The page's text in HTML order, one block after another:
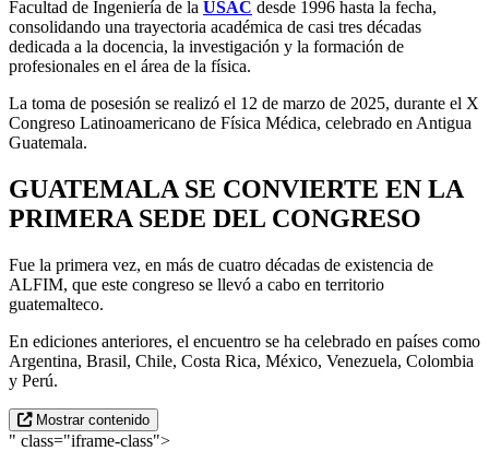
Facultad de Ingeniería de la USAC desde 1996 hasta la fecha,
consolidando una trayectoria académica de casi tres décadas
dedicada a la docencia, la investigación y la formación de
profesionales en el área de la física.
La toma de posesión se realizó el 12 de marzo de 2025, durante el X
Congreso Latinoamericano de Física Médica, celebrado en Antigua
Guatemala.
GUATEMALA SE CONVIERTE EN LA
PRIMERA SEDE DEL CONGRESO
Fue la primera vez, en más de cuatro décadas de existencia de
ALFIM, que este congreso se llevó a cabo en territorio
guatemalteco.
En ediciones anteriores, el encuentro se ha celebrado en países como
Argentina, Brasil, Chile, Costa Rica, México, Venezuela, Colombia
y Perú.
Mostrar contenido
" class="iframe-class">